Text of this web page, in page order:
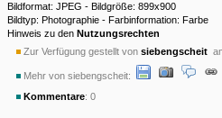
Bildformat: JPEG - Bildgröße: 899x900
Bildtyp: Photographie - Farbinformation: Farbe
Hinweis zu den Nutzungsrechten
Zur Verfügung gestellt von siebengscheit
Mehr von siebengscheit:
Kommentare: 0